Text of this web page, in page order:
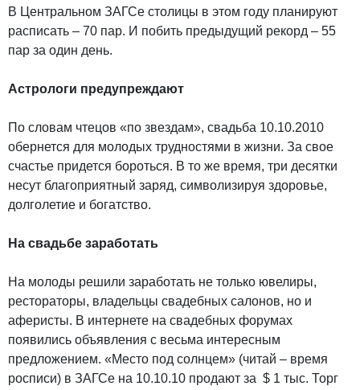
В Центральном ЗАГСе столицы в этом году планируют
расписать – 70 пар. И побить предыдущий рекорд – 55
пар за один день.
Астрологи предупреждают
По словам чтецов «по звездам», свадьба 10.10.2010
обернется для молодых трудностями в жизни. За свое
счастье придется бороться. В то же время, три десятки
несут благоприятный заряд, символизируя здоровье,
долголетие и богатство.
На свадьбе заработать
На молоды решили заработать не только ювелиры,
рестораторы, владельцы свадебных салонов, но и
аферисты. В интернете на свадебных форумах
появились объявления с весьма интересным
предложением. «Место под солнцем» (читай – время
росписи) в ЗАГСе на 10.10.10 продают за $ 1 тыс. Торг